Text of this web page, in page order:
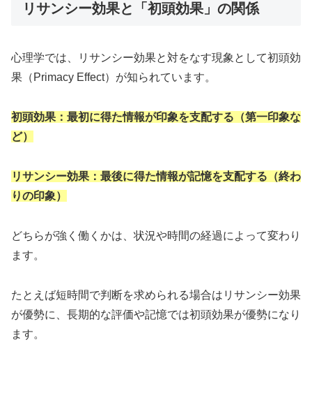
リサンシー効果と「初頭効果」の関係
心理学では、リサンシー効果と対をなす現象として初頭効
果（Primacy Effect）が知られています。
初頭効果：最初に得た情報が印象を支配する（第一印象な
ど）
リサンシー効果：最後に得た情報が記憶を支配する（終わ
りの印象）
どちらが強く働くかは、状況や時間の経過によって変わり
ます。
たとえば短時間で判断を求められる場合はリサンシー効果
が優勢に、長期的な評価や記憶では初頭効果が優勢になり
ます。